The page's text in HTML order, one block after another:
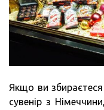
Якщо ви
сувенір з